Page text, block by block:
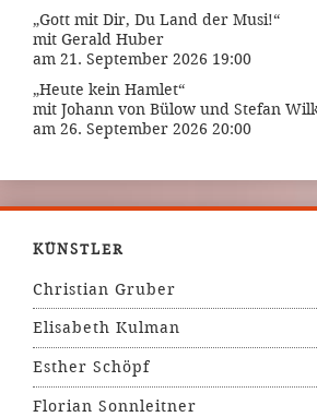
„Gott mit Dir, Du Land der Musi!“
mit Gerald Huber
am 21. September 2026 19:00
„Heute kein Hamlet“
mit Johann von Bülow und Stefan
am 26. September 2026 20:00
KÜNSTLER
Christian Gruber
Elisabeth Kulman
Esther Schöpf
Florian Sonnleitner